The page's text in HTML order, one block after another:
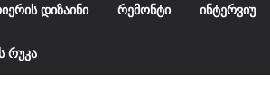
ᲓᲘᲖᲐᲘᲜᲘ ᲠᲔᲛᲝᲜᲢᲘ ᲘᲜᲢᲔᲠᲕᲘᲣ
ᲠᲣᲙᲐ